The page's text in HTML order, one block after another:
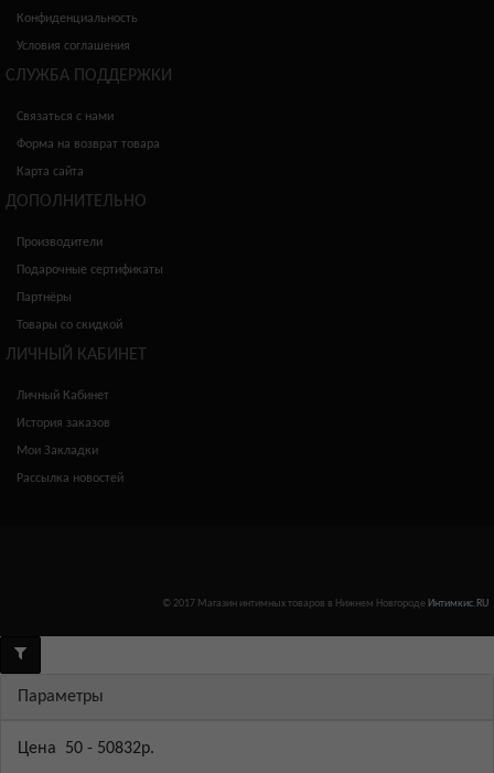
Конфиденциальность
Условия соглашения
СЛУЖБА ПОДДЕРЖКИ
Связаться с нами
Форма на возврат товара
Карта сайта
ДОПОЛНИТЕЛЬНО
Производители
Подарочные сертификаты
Партнёры
Товары со скидкой
ЛИЧНЫЙ КАБИНЕТ
Личный Кабинет
История заказов
Мои Закладки
Рассылка новостей
© 2017 Магазин интимных товаров в Нижнем Новгороде Интимкис.RU
Параметры
Цена 50 - 50832р.